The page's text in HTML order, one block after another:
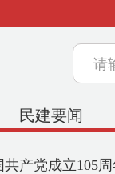
民建要闻
产党成立105